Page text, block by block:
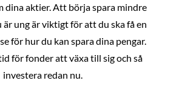
dina aktier. Att börja spara mindre
är ung är viktigt för att du ska få en
för hur du kan spara dina pengar.
för fonder att växa till sig och så
investera redan nu.